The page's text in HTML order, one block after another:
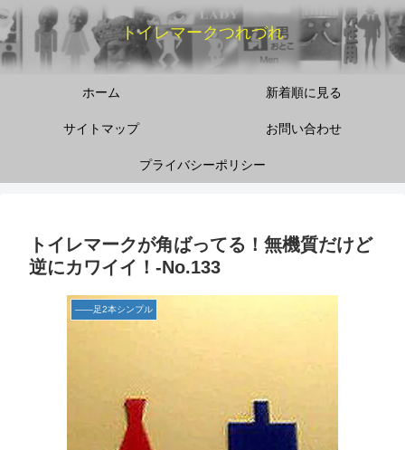
トイレマークつれづれ
ホーム 新着順に見る
サイトマップ お問い合わせ
プライバシーポリシー
トイレマークが角ばってる！無機質だけど
逆にカワイイ！-No.133
――足2本シンプル